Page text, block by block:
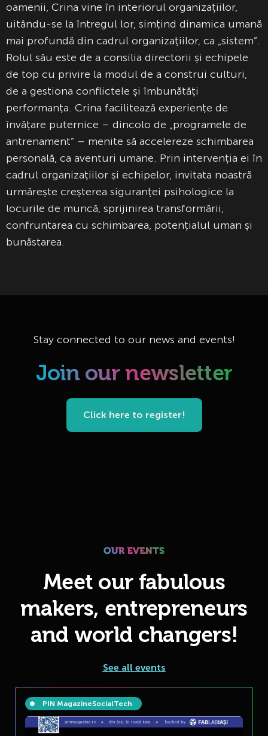
oamenii, Crina vine în interiorul organizațiilor,
uitându-se la întregul lor, simțind dinamica umană
mai profundă din cadrul organizațiilor, ca „sistem”.
Rolul său este de a consilia directorii și echipele
de top cu privire la modul de a construi culturi,
de a gestiona conflictele și îmbunătăți
performanța. Crina facilitează experiențe de
învățare puternice – dincolo de „programele de
antrenament” – menite să accelereze schimbarea
personală, ca aventuri umane. Prin intervenția ei în
cadrul organizațiilor și echipelor, invitata noastră
urmărește creșterea siguranței psihologice la
locurile de muncă, sprijinirea transformării,
confruntarea cu schimbarea, potențialul uman și
bunăstarea.
Stay connected to our news and events!
Join our newsletter
Click here to register!
Meet our fabulous
makers, entrepreneurs
and world changers!
See all events
PIN MagazineSocialTech